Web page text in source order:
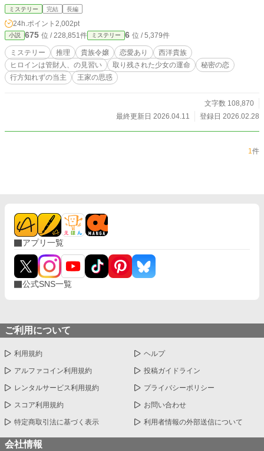
となっていた。 子爵家には死の気配が付き纏う。口さがない人々からは『死人
（しびと）の家』と噂されている。 マリールイーズは、そんな死の気配に覆わ
れた家にとり残された令嬢だった。 早春のある日、子爵家を一人の若き貴婦人
が訪れた。 「私はエバーシェリンと申します。ラグウッドより定められた管財
人、の見習いですわ」 エバーシェリンはこうして、『死人の家』ロングフォー
ル子爵家へ足を踏み入れた。 当主が行方知れずとなった子爵家で、マリールイ
ーズを巡る人々と向き合うこととなる。 短編『ただ、貴方の瞳に映りたくて』
をサイドストーリーとしてお楽しみいただけます。 ❇こちらの作品は、カクヨ
し訳ございません。公開後に修正が入ります。間を置いてご笑覧下さいませ。
❇登場人物のお名前が他作品とダダ被りする場合がございます。皆様別人でござ
います。 ❇100%妄想の産物です。妄想なので史実とは異なっております。
ミステリー 完結 長編
24h.ポイント 2,002pt
小説 675 位 / 228,851件 ミステリー 6 位 / 5,379件
ミステリー 推理 貴族令嬢 恋愛あり
西洋貴族
ヒロインは管財人、の見習い
取り残された少女の運命
秘密の恋
行方知れずの当主
王家の思惑
文字数 108,870
最終更新日 2026.04.11
登録日 2026.02.28
1件
アプリ一覧
公式SNS一覧
ご利用について
利用規約 ヘルプ
アルファコイン利用規約 投稿ガイドライン
レンタルサービス利用規約 プライバシーポリシー
スコア利用規約 お問い合わせ
特定商取引法に基づく表示 利用者情報の外部送信について
会社情報